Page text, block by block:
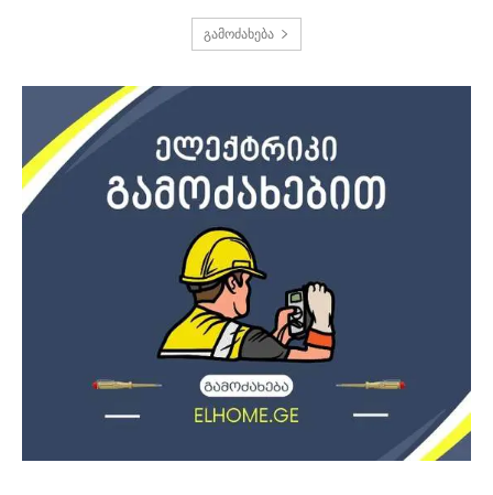
გამოძახება